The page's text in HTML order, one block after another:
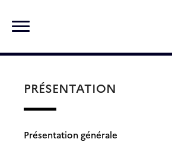
content
PRÉSENTATION
Présentation générale